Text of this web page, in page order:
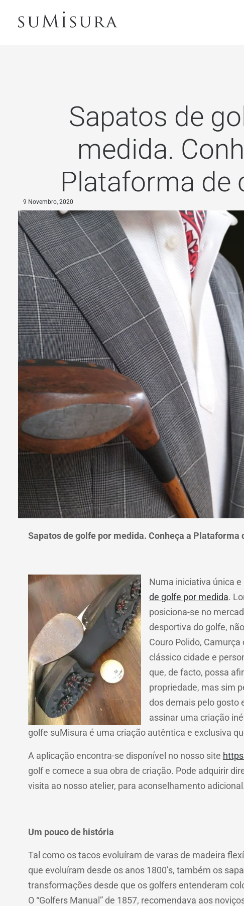
Sapatos de
medida.
Plataforma de
9 Novembro, 2020
Sapatos de golfe por medida. Conheça a Plataforma
Numa iniciativa única
de golfe por medida.
posiciona-se no
desportiva do golfe,
Couro Polido,
clássico cidade e
que, de facto, possa
propriedade, mas sim
dos demais pelo gosto
assinar uma criação
golfe suMisura é uma criação autêntica e exclusiva
A aplicação encontra-se disponível no nosso site
golf e comece a sua obra de criação. Pode adquirir
visita ao nosso atelier, para aconselhamento adicional.
Um pouco de história
Tal como os tacos evoluíram de varas de madeira
que evoluíram desde os anos 1800’s, também os
transformações desde que os golfers entenderam
O “Golfers Manual” de 1857, recomendava aos